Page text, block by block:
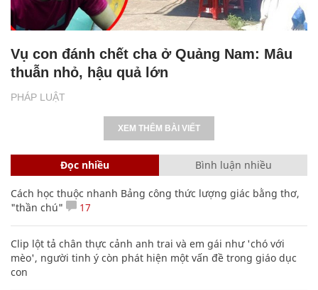
PHÁP LUẬT
Vụ con đánh chết cha ở Quảng Nam: Mâu
thuẫn nhỏ, hậu quả lớn
XEM THÊM BÀI VIẾT
Đọc nhiều Bình luận nhiều
Cách học thuộc nhanh Bảng công thức lượng giác bằng thơ,
"thần chú"
17
Clip lột tả chân thực cảnh anh trai và em gái như 'chó với
mèo', người tinh ý còn phát hiện một vấn đề trong giáo dục
con